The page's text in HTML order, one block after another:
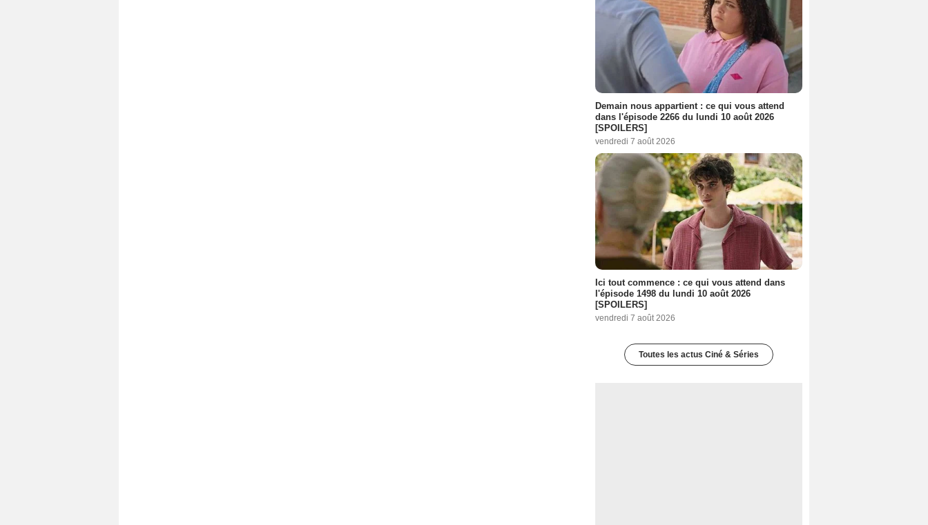
Demain nous appartient : ce qui vous attend
dans l'épisode 2266 du lundi 10 août 2026
[SPOILERS]
vendredi 7 août 2026
Ici tout commence : ce qui vous attend dans
l'épisode 1498 du lundi 10 août 2026
[SPOILERS]
vendredi 7 août 2026
Toutes les actus Ciné & Séries